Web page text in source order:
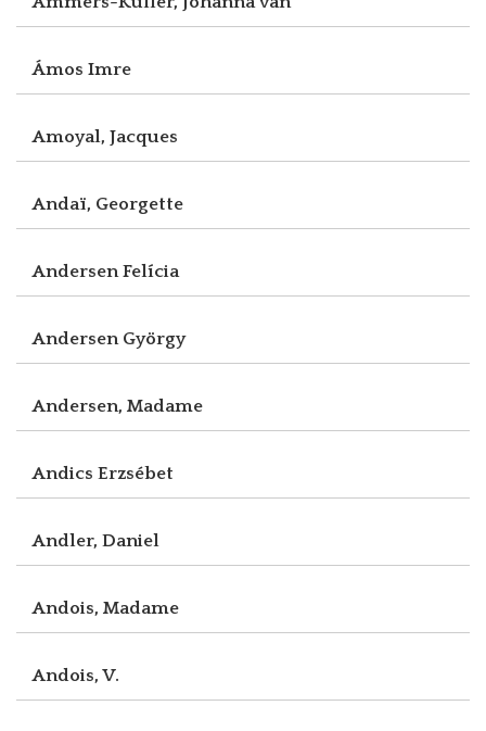
Ámos Imre
Amoyal, Jacques
Andaï, Georgette
Andersen Felícia
Andersen György
Andersen, Madame
Andics Erzsébet
Andler, Daniel
Andois, Madame
Andois, V.